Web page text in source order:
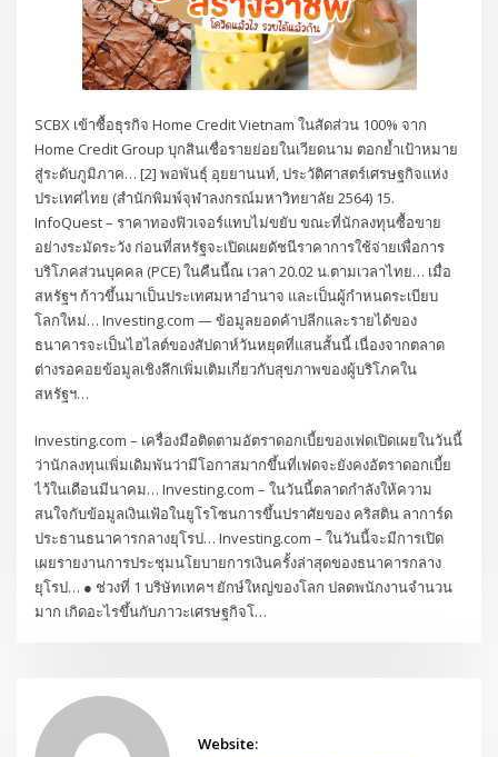
SCBX เข้าซื้อธุรกิจ Home Credit Vietnam ในสัดส่วน 100% จาก
Home Credit Group บุกสินเชื่อรายย่อยในเวียดนาม ตอกย้ำเป้าหมาย
สู่ระดับภูมิภาค… [2] พอพันธุ์ อุยยานนท์, ประวัติศาสตร์เศรษฐกิจแห่ง
ประเทศไทย (สำนักพิมพ์จุฬาลงกรณ์มหาวิทยาลัย 2564) 15.
InfoQuest – ราคาทองฟิวเจอร์แทบไม่ขยับ ขณะที่นักลงทุนซื้อขาย
อย่างระมัดระวัง ก่อนที่สหรัฐจะเปิดเผยดัชนีราคาการใช้จ่ายเพื่อการ
บริโภคส่วนบุคคล (PCE) ในคืนนี้ณ เวลา 20.02 น.ตามเวลาไทย… เมื่อ
สหรัฐฯ ก้าวขึ้นมาเป็นประเทศมหาอำนาจ และเป็นผู้กำหนดระเบียบ
โลกใหม่… Investing.com — ข้อมูลยอดค้าปลีกและรายได้ของ
ธนาคารจะเป็นไฮไลต์ของสัปดาห์วันหยุดที่แสนสั้นนี้ เนื่องจากตลาด
ต่างรอคอยข้อมูลเชิงลึกเพิ่มเติมเกี่ยวกับสุขภาพของผู้บริโภคใน
สหรัฐฯ…
Investing.com – เครื่องมือติดตามอัตราดอกเบี้ยของเฟดเปิดเผยในวันนี้
ว่านักลงทุนเพิ่มเดิมพันว่ามีโอกาสมากขึ้นที่เฟดจะยังคงอัตราดอกเบี้ย
ไว้ในเดือนมีนาคม… Investing.com – ในวันนี้ตลาดกำลังให้ความ
สนใจกับข้อมูลเงินเฟ้อในยูโรโซนการขึ้นปราศัยของ คริสติน ลาการ์ด
ประธานธนาคารกลางยุโรป… Investing.com – ในวันนี้จะมีการเปิด
เผยรายงานการประชุมนโยบายการเงินครั้งล่าสุดของธนาคารกลาง
ยุโรป… ● ช่วงที่ 1 บริษัทเทคฯ ยักษ์ใหญ่ของโลก ปลดพนักงานจำนวน
มาก เกิดอะไรขึ้นกับภาวะเศรษฐกิจโ…
Website: